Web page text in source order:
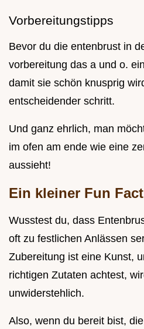
Vorbereitungstipps
Bevor du die entenbrust in
vorbereitung das a und o.
damit sie schön knusprig
entscheidender schritt.
Und ganz ehrlich, man
im ofen am ende wie eine
aussieht!
Ein kleiner Fun
Wusstest du, dass
oft zu festlichen Anlässen
Zubereitung ist eine Kunst,
richtigen Zutaten achtest,
unwiderstehlich.
Also, wenn du bereit bist,